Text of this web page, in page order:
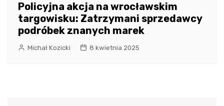
Policyjna akcja na wrocławskim
targowisku: Zatrzymani sprzedawcy
podróbek znanych marek
Michał Kozicki 8 kwietnia 2025